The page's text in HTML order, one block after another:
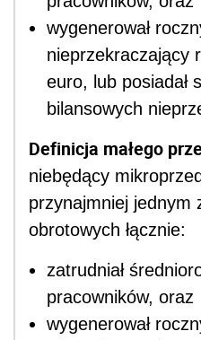
wygenerował
nieprzekraczający
euro, lub posiadał
bilansowych
Definicja małego
niebędący
przynajmniej jednym
obrotowych łącznie:
zatrudniał
pracowników, oraz
wygenerował